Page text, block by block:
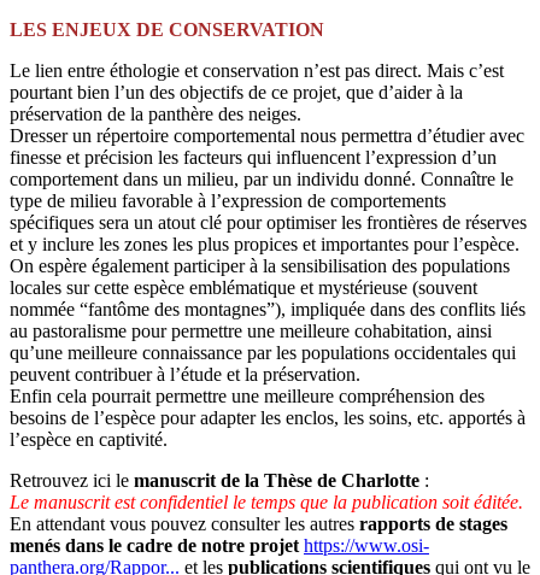
LES ENJEUX DE CONSERVATION
Le lien entre éthologie et conservation n’est pas direct. Mais c’est
pourtant bien l’un des objectifs de ce projet, que d’aider à la
préservation de la panthère des neiges.
Dresser un répertoire comportemental nous permettra d’étudier avec
finesse et précision les facteurs qui influencent l’expression d’un
comportement dans un milieu, par un individu donné. Connaître le
type de milieu favorable à l’expression de comportements
spécifiques sera un atout clé pour optimiser les frontières de réserves
et y inclure les zones les plus propices et importantes pour l’espèce.
On espère également participer à la sensibilisation des populations
locales sur cette espèce emblématique et mystérieuse (souvent
nommée “fantôme des montagnes”), impliquée dans des conflits liés
au pastoralisme pour permettre une meilleure cohabitation, ainsi
qu’une meilleure connaissance par les populations occidentales qui
peuvent contribuer à l’étude et la préservation.
Enfin cela pourrait permettre une meilleure compréhension des
besoins de l’espèce pour adapter les enclos, les soins, etc. apportés à
l’espèce en captivité.
Retrouvez ici le manuscrit de la Thèse de Charlotte :
Le manuscrit est confidentiel le temps que la publication soit éditée.
En attendant vous pouvez consulter les autres rapports de stages
menés dans le cadre de notre projet https://www.osi-
panthera.org/Rappor... et les publications scientifiques qui ont vu le